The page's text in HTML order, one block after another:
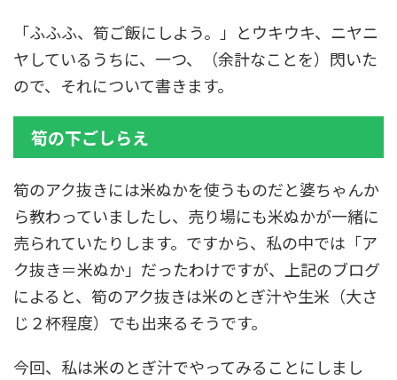
「ふふふ、筍ご飯にしよう。」とウキウキ、ニヤニ
ヤしているうちに、一つ、（余計なことを）閃いた
ので、それについて書きます。
筍の下ごしらえ
筍のアク抜きには米ぬかを使うものだと婆ちゃんか
ら教わっていましたし、売り場にも米ぬかが一緒に
売られていたりします。ですから、私の中では「ア
ク抜き＝米ぬか」だったわけですが、上記のブログ
によると、筍のアク抜きは米のとぎ汁や生米（大さ
じ２杯程度）でも出来るそうです。
今回、私は米のとぎ汁でやってみることにしまし